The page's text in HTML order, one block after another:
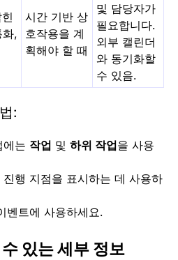
화,
시간 기반 상
호작용을 계
획해야 할 때
및 담당자가
필요합니다.
외부 캘린더
와 동기화할
수 있음.
:
에는 작업 및 하위 작업을 사용
진행 지점을 표시하는 데 사용하
벤트에 사용하세요.
있는 세부 정보